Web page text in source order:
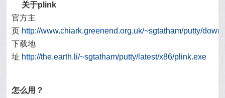
关于plink
官方主
页 http://www.chiark.greenend.org.uk/~sgtatham/putty/
下载地
址 http://the.earth.li/~sgtatham/putty/latest/x86/plink.exe
怎么用？